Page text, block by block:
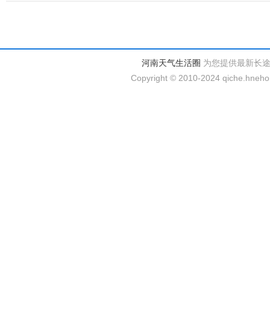
河南天气生活圈 为您提供最新长
Copyright © 2010-2024